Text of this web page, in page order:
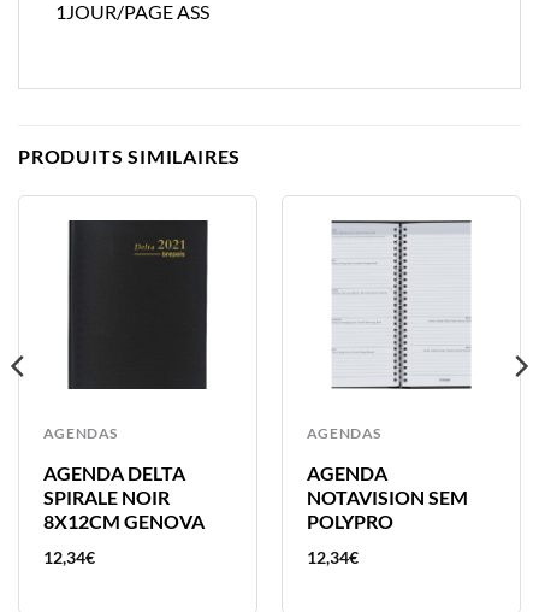
1JOUR/PAGE ASS
PRODUITS SIMILAIRES
AGENDAS
AGENDA DELTA
SPIRALE NOIR
8X12CM GENOVA
12,34€
AGENDAS
AGENDA
NOTAVISION SEM
POLYPRO
12,34€